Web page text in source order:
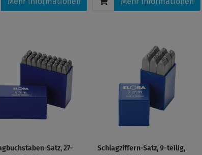
Satz, 27-
Schlagziffern-Satz, 9-teilig,